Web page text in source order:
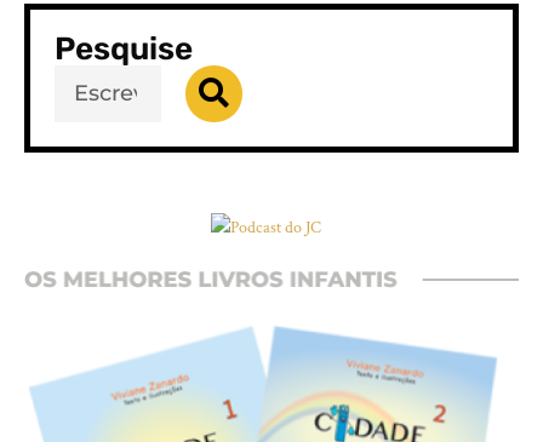
Pesquise